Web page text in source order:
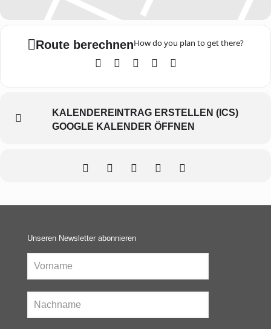
Route berechnenHow do you plan to get there?
KALENDEREINTRAG ERSTELLEN (ICS)
GOOGLE KALENDER ÖFFNEN
Unseren Newsletter abonnieren